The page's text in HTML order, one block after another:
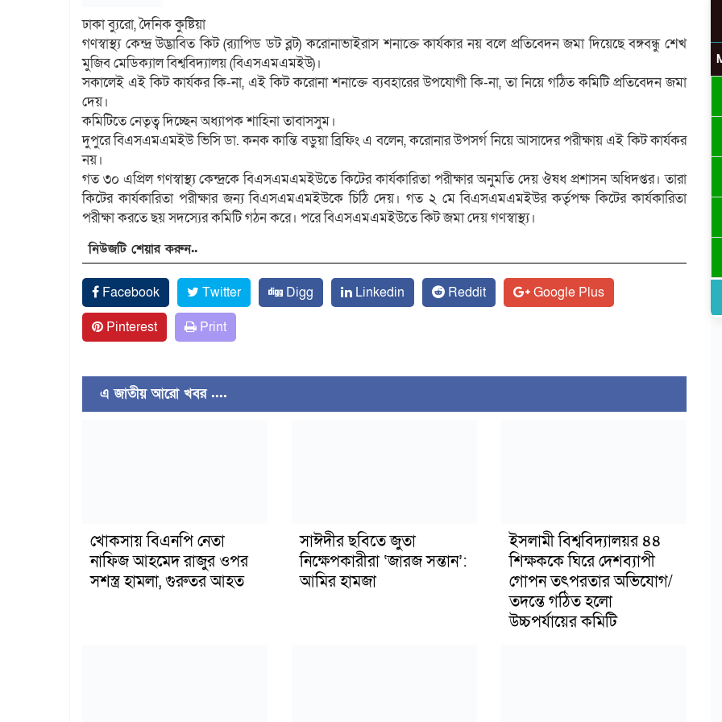
ঢাকা ব্যুরো, দৈনিক কুষ্টিয়া
গণস্বাস্থ্য কেন্দ্র উদ্ভাবিত কিট (র‌্যাপিড ডট ব্লট) করোনাভাইরাস শনাক্তে কার্যকার নয় বলে প্রতিবেদন জমা দিয়েছে বঙ্গবন্ধু শেখ
মুজিব মেডিক্যাল বিশ্ববিদ্যালয় (বিএসএমএমইউ)।
সকালেই এই কিট কার্যকর কি-না, এই কিট করোনা শনাক্তে ব্যবহারের উপযোগী কি-না, তা নিয়ে গঠিত কমিটি প্রতিবেদন জমা
দেয়।
কমিটিতে নেতৃত্ব দিচ্ছেন অধ্যাপক শাহিনা তাবাসসুম।
দুপুরে বিএসএমএমইউ ভিসি ডা. কনক কান্তি বড়ুয়া ব্রিফিং এ বলেন, করোনার উপসর্গ নিয়ে আসাদের পরীক্ষায় এই কিট কার্যকর
নয়।
গত ৩০ এপ্রিল গণস্বাস্থ্য কেন্দ্রকে বিএসএমএমইউতে কিটের কার্যকারিতা পরীক্ষার অনুমতি দেয় ঔষধ প্রশাসন অধিদপ্তর। তারা
কিটের কার্যকারিতা পরীক্ষার জন্য বিএসএমএমইউকে চিঠি দেয়। গত ২ মে বিএসএমএমইউর কর্তৃপক্ষ কিটের কার্যকারিতা
পরীক্ষা করতে ছয় সদস্যের কমিটি গঠন করে। পরে বিএসএমএমইউতে কিট জমা দেয় গণস্বাস্থ্য।
নিউজটি শেয়ার করুন..
Facebook Twitter Digg Linkedin Reddit
Google Plus
Pinterest
Print
এ জাতীয় আরো খবর ....
খোকসায় বিএনপি নেতা
নাফিজ আহমেদ রাজুর ওপর
সশস্ত্র হামলা, গুরুতর আহত
সাঈদীর ছবিতে জুতা
নিক্ষেপকারীরা ‘জারজ সন্তান’:
আমির হামজা
ইসলামী বিশ্ববিদ্যালয়র ৪৪
শিক্ষককে ঘিরে দেশব্যাপী
গোপন তৎপরতার অভিযোগ/
তদন্তে গঠিত হলো
উচ্চপর্যায়ের কমিটি